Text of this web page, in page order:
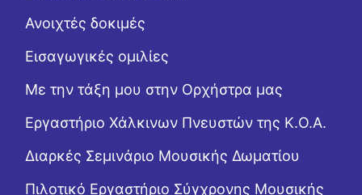
Ανοιχτές δοκιμές
Εισαγωγικές ομιλίες
Με την τάξη μου στην Ορχήστρα μας
Εργαστήριo Χάλκινων Πνευστών της Κ.Ο.Α.
Διαρκές Σεμινάριο Μουσικής Δωματίου
Πιλοτικό Εργαστήριο Σύγχρονης Μουσικής